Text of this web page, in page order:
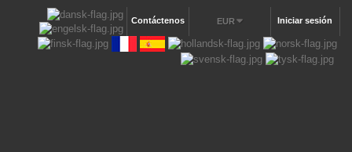
Iniciar sesión
EUR
Contáctenos